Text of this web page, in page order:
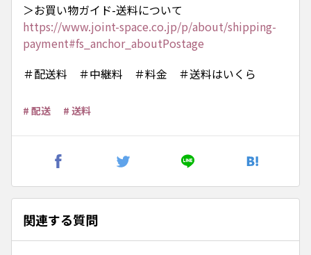
＞お買い物ガイド-送料について
https://www.joint-space.co.jp/p/about/shipping-
payment#fs_anchor_aboutPostage
＃配送料 ＃中継料 ＃料金 ＃送料はいくら
# 配送 # 送料
関連する質問